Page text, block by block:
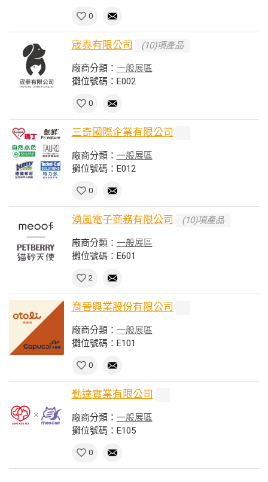
0
宬泰有限公司 (10)項產品
廠商分類： 一般展區
攤位號碼：E002
0
三奇國際企業有限公司
廠商分類： 一般展區
攤位號碼：E012
0
湧風電子商務有限公司 (10)項產品
廠商分類： 一般展區
攤位號碼：E601
2
育晉興業股份有限公司
廠商分類： 一般展區
攤位號碼：E101
0
勤達實業有限公司
廠商分類： 一般展區
攤位號碼：E105
0